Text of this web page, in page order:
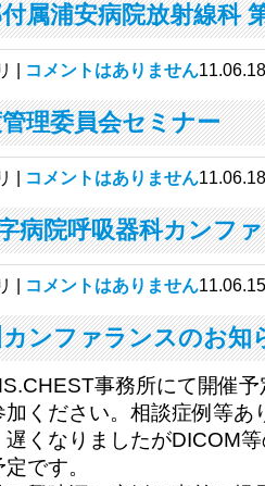
属浦安病院放射線科
| コメントはありません
理委員会セミナー
| コメントはありません
病院呼吸器科カンフ
| コメントはありません
ンファランスのお知
事務所にて開催
ください。相談症例等あ
くなりましたがDICOM
です。